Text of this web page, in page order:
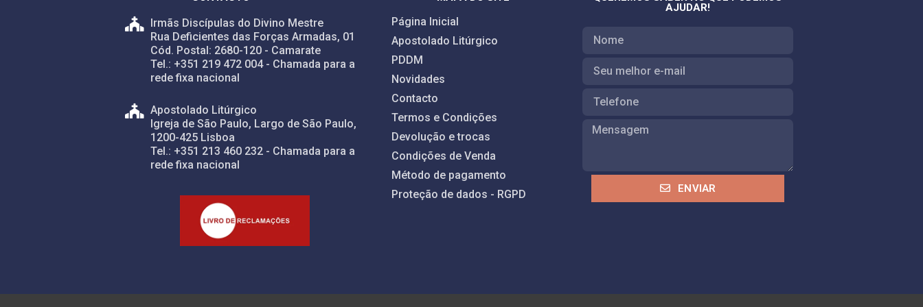
Irmãs Discípulas do Divino Mestre
Rua Deficientes das Forças Armadas, 01
Cód. Postal: 2680-120 - Camarate
Tel.: +351 219 472 004 - Chamada para a
rede fixa nacional
Apostolado Litúrgico
Igreja de São Paulo, Largo de São Paulo,
1200-425 Lisboa
Tel.: +351 213 460 232 - Chamada para a
rede fixa nacional
Página Inicial
Apostolado Litúrgico
PDDM
Novidades
Contacto
Termos e Condições
Devolução e trocas
Condições de Venda
Método de pagamento
Proteção de dados - RGPD
AJUDAR!
ENVIAR